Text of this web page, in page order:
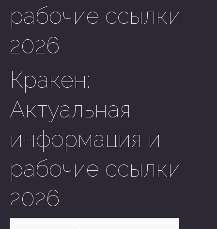
рабочие ссылки
2026
Кракен:
Актуальная
информация и
рабочие ссылки
2026